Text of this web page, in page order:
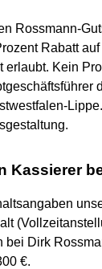
Rossmann-
Rabatt
erlaubt. Kein
Kassierer
bei Dirk
€.